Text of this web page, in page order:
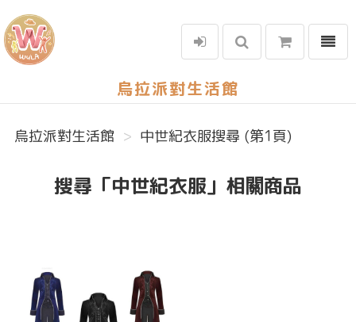
烏拉派對生活館
選單
烏拉派對生活館 中世紀衣服搜尋 (第1頁)
搜尋「中世紀衣服」相關商品